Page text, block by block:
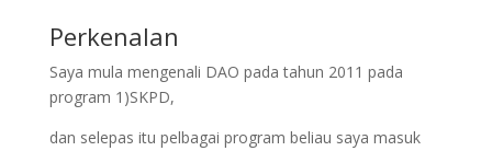
Perkenalan
Saya mula mengenali DAO pada tahun 2011 pada
program 1)SKPD,
dan selepas itu pelbagai program beliau saya masuk